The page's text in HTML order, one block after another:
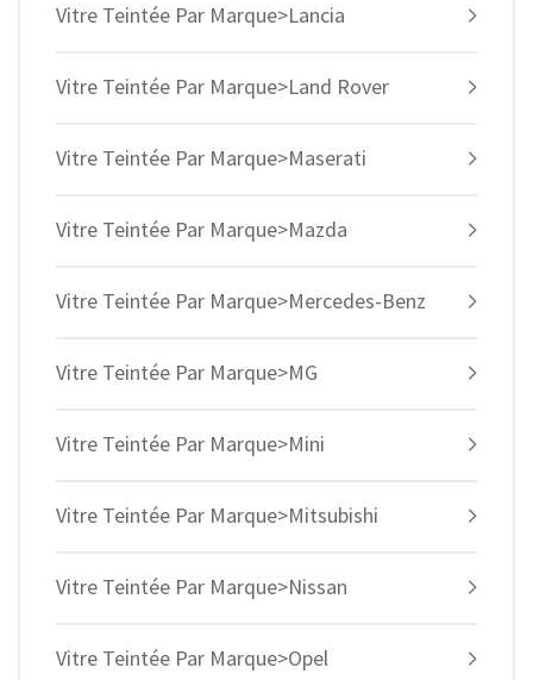
Vitre Teintée Par Marque>Lancia
Vitre Teintée Par Marque>Land Rover
Vitre Teintée Par Marque>Maserati
Vitre Teintée Par Marque>Mazda
Vitre Teintée Par Marque>Mercedes-Benz
Vitre Teintée Par Marque>MG
Vitre Teintée Par Marque>Mini
Vitre Teintée Par Marque>Mitsubishi
Vitre Teintée Par Marque>Nissan
Vitre Teintée Par Marque>Opel